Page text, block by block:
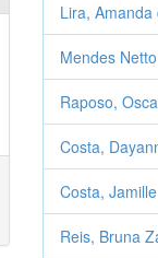
Lira, Amanda
Mendes
Raposo,
Costa,
Costa,
Reis, Bruna